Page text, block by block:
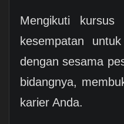
Mengikuti
kesempatan
dengan sesama
bidangnya,
karier Anda.